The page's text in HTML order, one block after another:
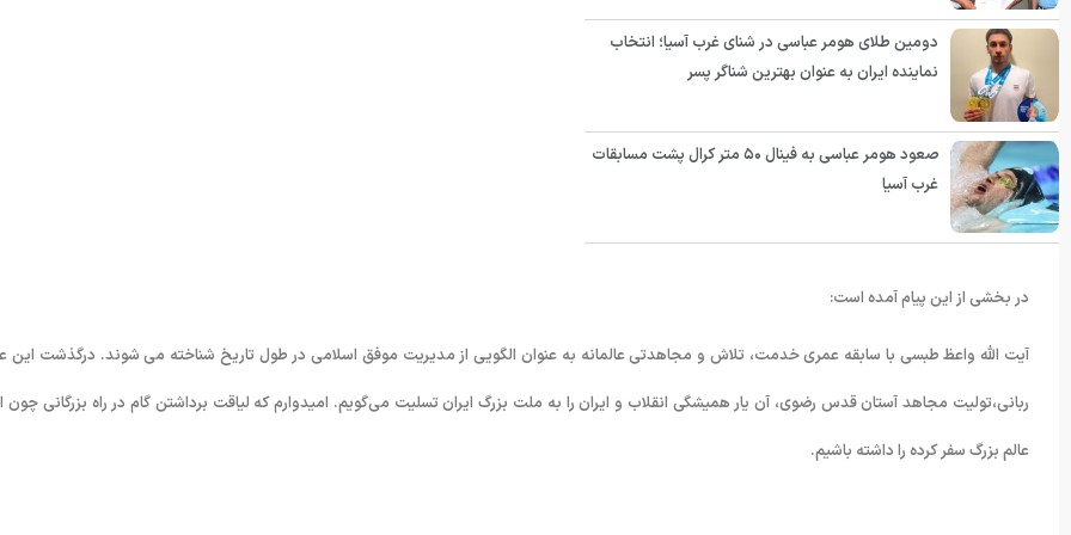
در بخشی از این پیام آمده است:
آیت الله واعظ طبسی با سابقه عمری خدمت‌، تلاش و مجاهدتی عالمانه به عنوان الگویی از مدیریت موفق اسلامی در طول تاریخ شناخته می شوند. درگذشت این
ربانی،تولیت مجاهد آستان قدس رضوی، آن یار همیشگی انقلاب و ایران را به ملت بزرگ ایران تسلیت می‌گویم. امیدوارم که لیاقت برداشتن گام در راه بزرگانی چون
عالم بزرگ سفر کرده را داشته باشیم.
دومین طلای هومر عباسی در شنای غرب آسیا؛ انتخاب
نماینده ایران به عنوان بهترین شناگر پسر
صعود هومر عباسی به فینال ۵۰ متر کرال پشت مسابقات
غرب آسیا